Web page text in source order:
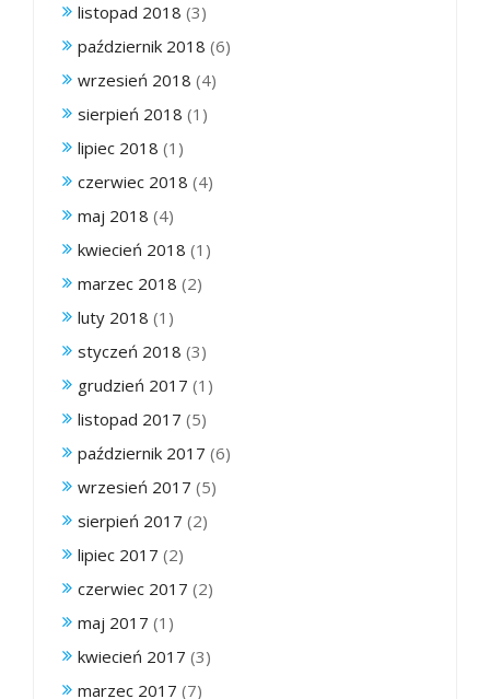
listopad 2018 (3)
październik 2018 (6)
wrzesień 2018 (4)
sierpień 2018 (1)
lipiec 2018 (1)
czerwiec 2018 (4)
maj 2018 (4)
kwiecień 2018 (1)
marzec 2018 (2)
luty 2018 (1)
styczeń 2018 (3)
grudzień 2017 (1)
listopad 2017 (5)
październik 2017 (6)
wrzesień 2017 (5)
sierpień 2017 (2)
lipiec 2017 (2)
czerwiec 2017 (2)
maj 2017 (1)
kwiecień 2017 (3)
marzec 2017 (7)